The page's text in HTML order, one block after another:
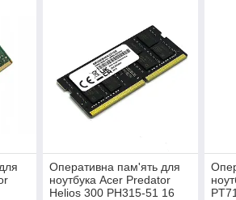
Оперативна пам'ять для
ноутбука Acer Predator
Helios 300 PH315-51 16